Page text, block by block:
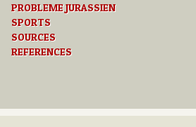
PROBLEME JURASSIEN
SPORTS
SOURCES
REFERENCES